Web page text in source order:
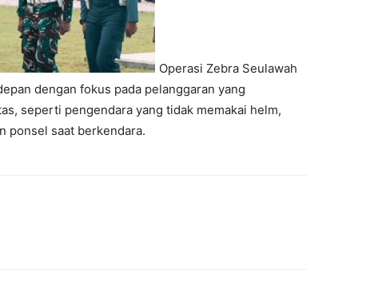
Operasi Zebra Seulawah
dengan fokus pada pelanggaran yang
seperti pengendara yang tidak memakai helm,
ponsel saat berkendara.